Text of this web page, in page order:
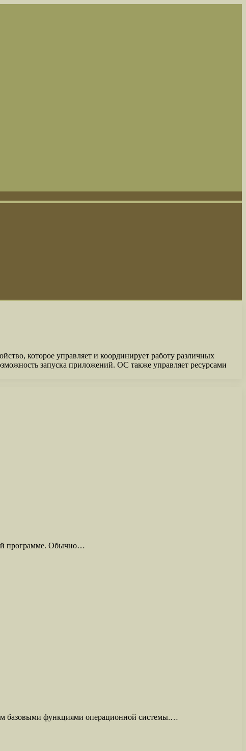
которое управляет и координирует работу различных
запуска приложений. ОС также управляет ресурсами
программе. Обычно…
базовыми функциями операционной системы.…